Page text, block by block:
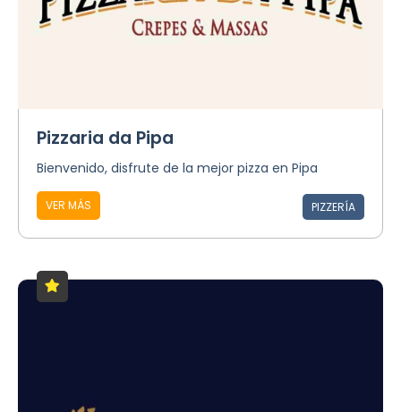
Pizzaria da Pipa
Bienvenido, disfrute de la mejor pizza en Pipa
VER MÁS PIZZERÍA